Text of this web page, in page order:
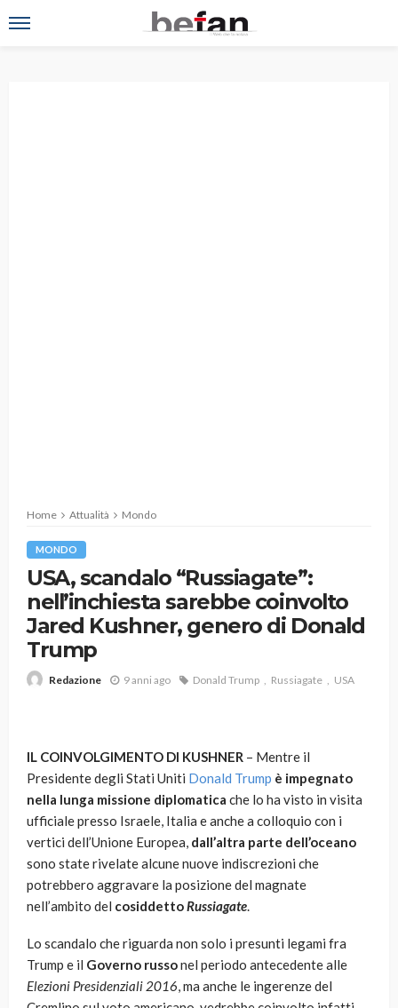
Home Attualità Mondo
MONDO
USA, scandalo “Russiagate”:
nell’inchiesta sarebbe coinvolto
Jared Kushner, genero di Donald
Trump
Redazione 9 anni ago Donald Trump Russiagate USA
IL COINVOLGIMENTO DI KUSHNER – Mentre il
Presidente degli Stati Uniti Donald Trump è impegnato
nella lunga missione diplomatica che lo ha visto in visita
ufficiale presso Israele, Italia e anche a colloquio con i
vertici dell’Unione Europea, dall’altra parte dell’oceano
sono state rivelate alcune nuove indiscrezioni che
potrebbero aggravare la posizione del magnate
nell’ambito del cosiddettoRussiagate.
Lo scandalo che riguarda non solo i presunti legami fra
Trump e il Governo russonel periodo antecedente alle
Elezioni Presidenziali 2016, ma anche le ingerenze del